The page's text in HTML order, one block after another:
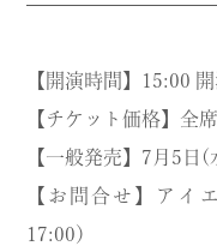
【開演時間】15:00
【チケット価格】全
【一般発売】7月5日(
【お問合せ】アイ
17:00）